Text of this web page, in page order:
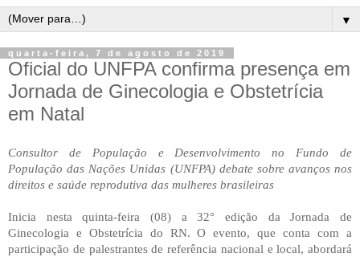
▼
quarta-feira, 7 de agosto de 2019
Oficial do UNFPA confirma presença em
Jornada de Ginecologia e Obstetrícia
em Natal
Consultor de População e Desenvolvimento no Fundo de
População das Nações Unidas (UNFPA) debate sobre avanços nos
direitos e saúde reprodutiva das mulheres brasileiras
Inicia nesta quinta-feira (08) a 32° edição da Jornada de
Ginecologia e Obstetrícia do RN. O evento, que conta com a
participação de palestrantes de referência nacional e local, abordará